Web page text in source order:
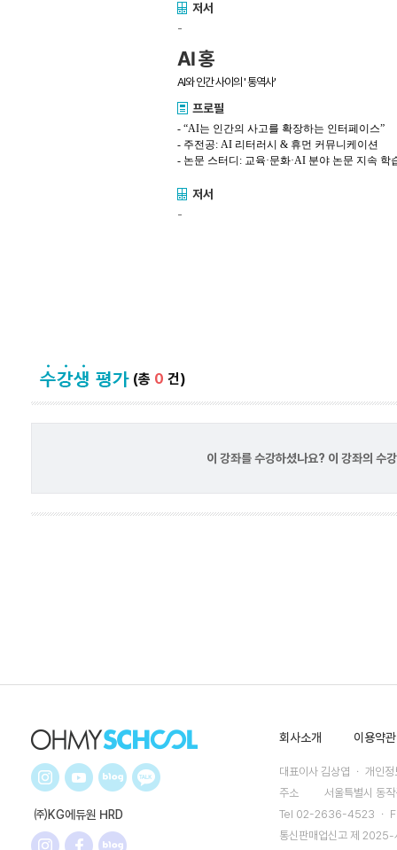
저서
-
AI 홍
AI와 인간 사이의 ' 통역사'
프로필
- “AI는 인간의 사고를 확장하는 인터페이스”
- 주전공: AI 리터러시 & 휴먼 커뮤니케이션
- 논문 스터디 : 교육·문화·AI 분야 논문 지속 학
저서
-
(총 0 건)
이 강좌를 수강하셨나요? 이 강좌의 수
㈜KG에듀원 HRD
회사소개 이용약관
대표이사 김상엽 ㆍ 개인
주소
서울특별시 동
Tel 02-2636-4523 ㆍ
통신판매업신고 제